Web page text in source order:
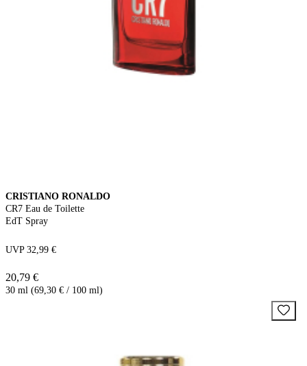
CRISTIANO RONALDO
CR7 Eau de Toilette
EdT Spray
UVP 32,99 €
20,79 €
30 ml (69,30 € / 100 ml)